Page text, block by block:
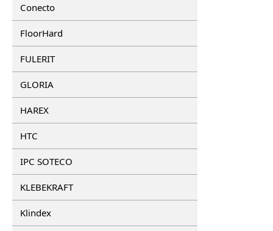
Conecto
FloorHard
FULERIT
GLORIA
HAREX
HTC
IPC SOTECO
KLEBEKRAFT
Klindex